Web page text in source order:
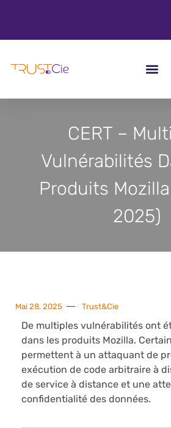
CERT –
Vulnérabilités
Produits
2025)
Mai 28, 2025 Trust&Cie
De multiples vulnérabilités ont
dans les produits Mozilla.
permettent à un attaquant de
exécution de code arbitraire à
de service à distance et une
confidentialité des données.